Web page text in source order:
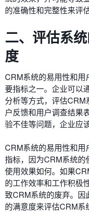
的准确性和完整性来评
二、评估系
度
CRM系统的易用性和
要指标之一。企业可以
分析等方式，评估
户反馈和用户调查结果
验不佳等问题，企业应
CRM系统的易用性和
指标，因为CRM系统的
使用效果如何。如果
的工作效率和工作积极
致CRM系统的废弃。因
的满意度来评估CRM系